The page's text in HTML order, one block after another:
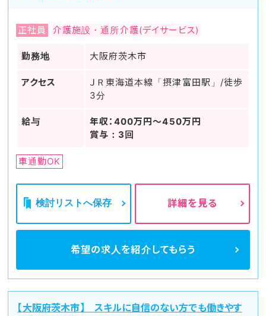
正社員 介護施設・通所介護(デイサービス)
勤務地 大阪府茨木市
アクセス
ＪＲ東海道本線「摂津富田駅」/徒歩
3分
給与
年収：400万円～450万円
賞与：3回
車通勤OK
検討リストへ保存 詳細を見る
希望の求人を紹介してもらう
【大阪府茨木市】 スキルに自信のない方でも働きやす